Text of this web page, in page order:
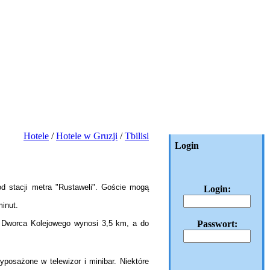
Hotele /Hotele w Gruzji /Tbilisi
stacji metra "Rustaweli". Goście mogą
Kolejowego wynosi 3,5 km, a do
w telewizor i minibar. Niektóre
Login
Login:
Passwort: